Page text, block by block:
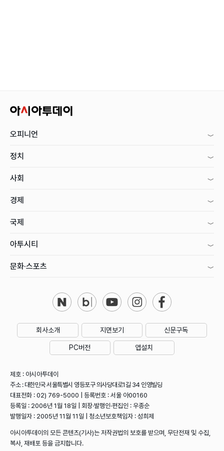
오피니언
정치
사회
경제
국제
아투시티
문화·스포츠
회사소개 지면보기 신문구독
PC버전 앱설치
제호 : 아시아투데이
주소 : 대한민국 서울특별시 영등포구 의사당대로1길 34 인영빌딩
대표전화 : 02) 769-5000 | 등록번호 : 서울 아00160
등록일 : 2006년 1월 18일 | 회장·발행인·편집인 : 우종순
발행일자 : 2005년 11월 11일 | 청소년보호책임자 : 성희제
아시아투데이의 모든 콘텐츠(기사)는 저작권법의 보호를 받으며, 무단전재 및 수집,
복사, 재배포 등을 금지합니다.